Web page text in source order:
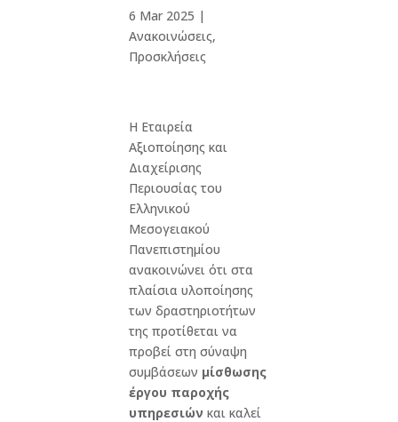
6 Mar 2025 |
Ανακοινώσεις,
Προσκλήσεις
Η Εταιρεία
Αξιοποίησης και
Διαχείρισης
Περιουσίας του
Ελληνικού
Μεσογειακού
Πανεπιστημίου
ανακοινώνει ότι στα
πλαίσια υλοποίησης
των δραστηριοτήτων
της προτίθεται να
προβεί στη σύναψη
συμβάσεων μίσθωσης
έργου παροχής
υπηρεσιών και καλεί